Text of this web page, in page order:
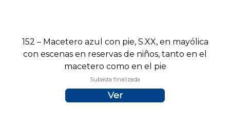
152 – Macetero azul con pie, S.XX, en mayólica
con escenas en reservas de niños, tanto en el
macetero como en el pie
Subasta finalizada
Ver